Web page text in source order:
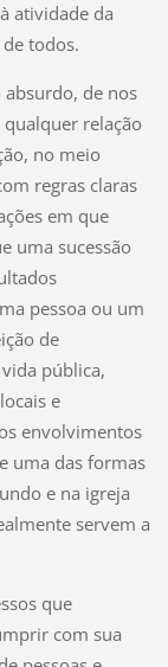
atividade da
todos.
absurdo, de nos
relação
no meio
regras claras
em que
uma sucessão
pessoa ou um
de
pública,
e
envolvimentos
uma das formas
e na igreja
servem a
que
com sua